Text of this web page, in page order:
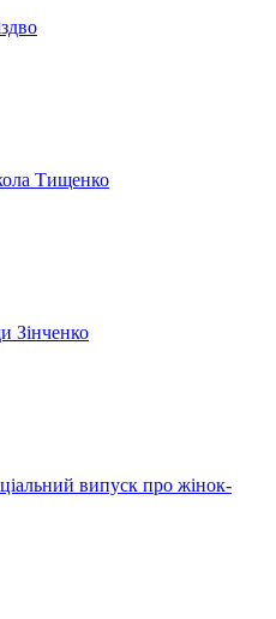
Тищенко
Зінченко
випуск про жінок-